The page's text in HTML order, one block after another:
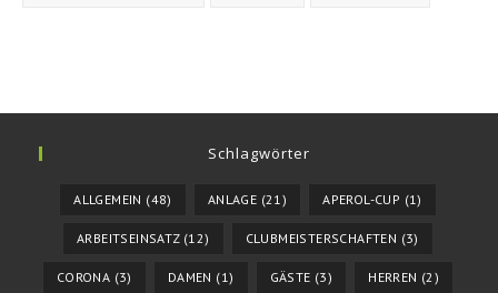
Schlagwörter
ALLGEMEIN (48) ANLAGE (21) APEROL-CUP (1)
ARBEITSEINSATZ(12) CLUBMEISTERSCHAFTEN (3)
CORONA (3) DAMEN (1) GÄSTE (3) HERREN (2)